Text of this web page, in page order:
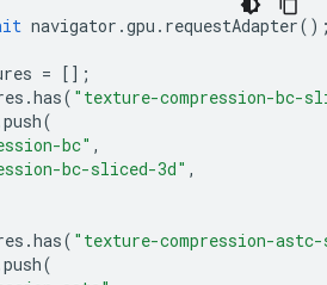
navigator .gpu . requestAdapter
= [];
.has( "texture-compression-bc-
push(
bc" ,
bc-sliced-3d" ,
.has( "texture-compression-
push(